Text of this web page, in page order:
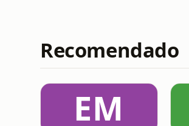
Recomendado
EM